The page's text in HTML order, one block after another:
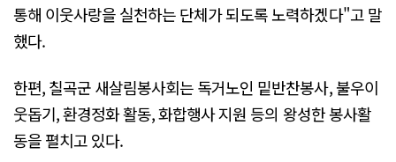
통해 이웃사랑을 실천하는 단체가 되도록 노력하겠다"고 말
했다.
한편, 칠곡군 새살림봉사회는 독거노인 밑반찬봉사, 불우이
웃돕기, 환경정화 활동, 화합행사 지원 등의 왕성한 봉사활
동을 펼치고 있다.